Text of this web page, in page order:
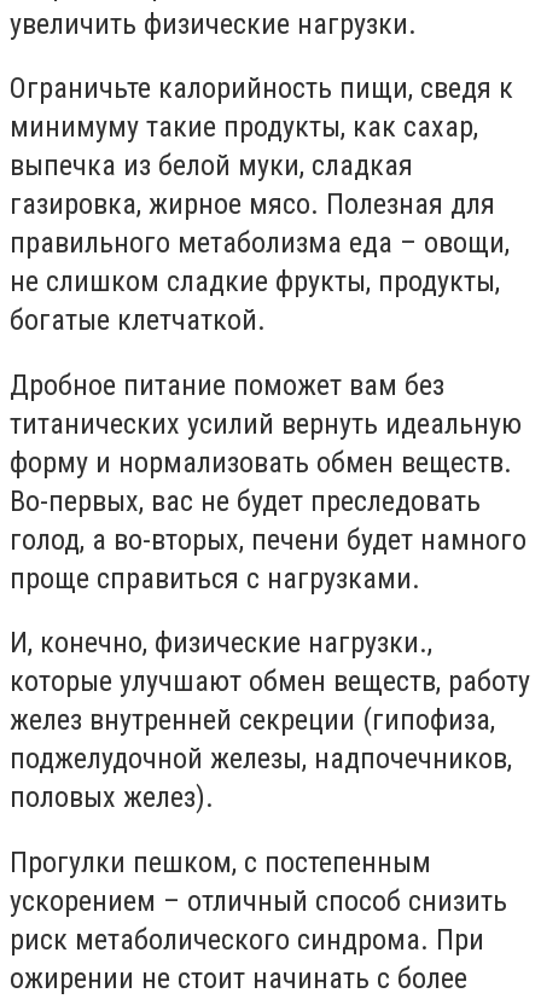
увеличить физические нагрузки.
Ограничьте калорийность пищи, сведя к
минимуму такие продукты, как сахар,
выпечка из белой муки, сладкая
газировка, жирное мясо. Полезная для
правильного метаболизма еда – овощи,
не слишком сладкие фрукты, продукты,
богатые клетчаткой.
Дробное питание поможет вам без
титанических усилий вернуть идеальную
форму и нормализовать обмен веществ.
Во-первых, вас не будет преследовать
голод, а во-вторых, печени будет намного
проще справиться с нагрузками.
И, конечно, физические нагрузки.,
которые улучшают обмен веществ, работу
желез внутренней секреции (гипофиза,
поджелудочной железы, надпочечников,
половых желез).
Прогулки пешком, с постепенным
ускорением – отличный способ снизить
риск метаболического синдрома. При
ожирении не стоит начинать с более